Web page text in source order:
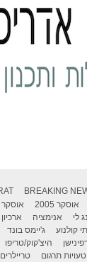
BREAKING
אוסקר 2005 אוסקר 2006
לי אנימציה ארכיון
קולנוע ג'יימס בונד
היצ'קוק/טריפו
טעויות תרגום טריילרים